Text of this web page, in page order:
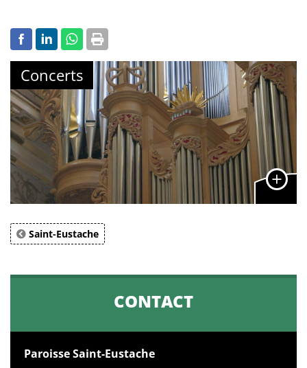
Concerts
Saint-Eustache
CONTACT
Paroisse Saint-Eustache